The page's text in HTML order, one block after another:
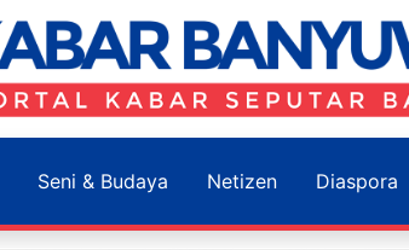
Seni & Budaya Netizen Diaspora